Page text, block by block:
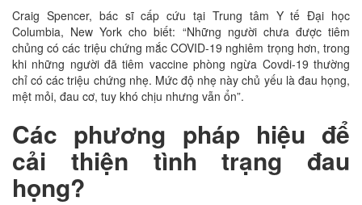
Craig Spencer, bác sĩ cấp cứu tại Trung tâm Y tế Đại học
Columbia, New York cho biết: “Những người chưa được tiêm
chủng có các triệu chứng mắc COVID-19 nghiêm trọng hơn, trong
khi những người đã tiêm vaccine phòng ngừa Covdi-19 thường
chỉ có các triệu chứng nhẹ. Mức độ nhẹ này chủ yếu là đau họng,
mệt mỏi, đau cơ, tuy khó chịu nhưng vẫn ổn”.
Các phương pháp hiệu để
cải thiện tình trạng đau
họng?